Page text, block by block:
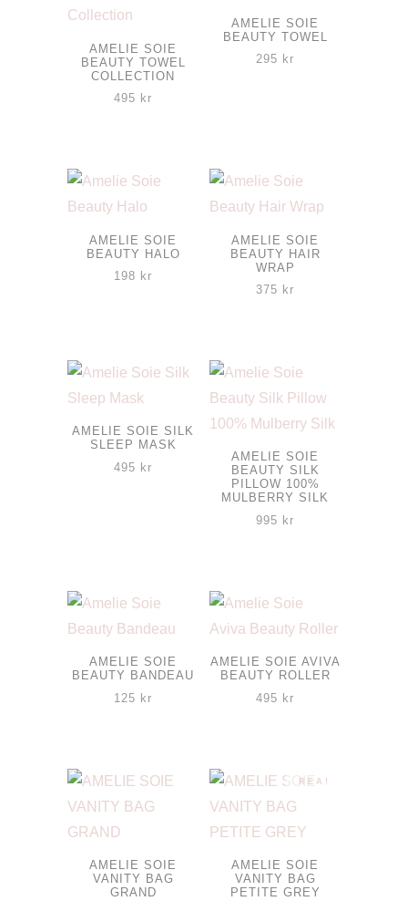
produktsidan
AMELIE SOIE
BEAUTY TOWEL
COLLECTION
495 kr
AMELIE SOIE
BEAUTY TOWEL
295 kr
AMELIE SOIE
BEAUTY HALO
198 kr
AMELIE SOIE
BEAUTY HAIR
WRAP
375 kr
AMELIE SOIE SILK
SLEEP MASK
495 kr
flera
varianter.
olika
på
produktsidan
AMELIE SOIE
BEAUTY SILK
PILLOW 100%
MULBERRY SILK
995 kr
produkten
har
flera
kan
väljas
på
produktsidan
AMELIE SOIE
BEAUTY BANDEAU
125 kr
AMELIE SOIE AVIVA
BEAUTY ROLLER
495 kr
AMELIE SOIE
VANITY BAG
GRAND
REA!
AMELIE SOIE
VANITY BAG
PETITE GREY